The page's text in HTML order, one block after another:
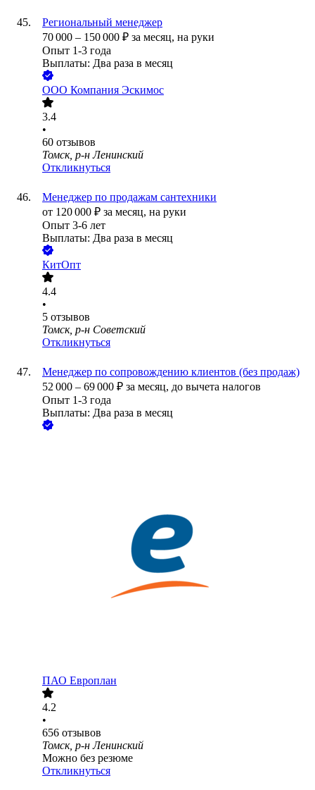
Региональный менеджер
70 000 – 150 000 ₽ за месяц, на руки
Опыт 1-3 года
Выплаты: Два раза в месяц
ООО Компания Эскимос
3.4
•
60 отзывов
Томск, р-н Ленинский
Откликнуться
Менеджер по продажам сантехники
от 120 000 ₽ за месяц, на руки
Опыт 3-6 лет
Выплаты: Два раза в месяц
КитОпт
4.4
•
5 отзывов
Томск, р-н Советский
Откликнуться
Менеджер по сопровождению клиентов (без продаж)
52 000 – 69 000 ₽ за месяц, до вычета налогов
Опыт 1-3 года
Выплаты: Два раза в месяц
ПАО Европлан
4.2
•
656 отзывов
Томск, р-н Ленинский
Можно без резюме
Откликнуться